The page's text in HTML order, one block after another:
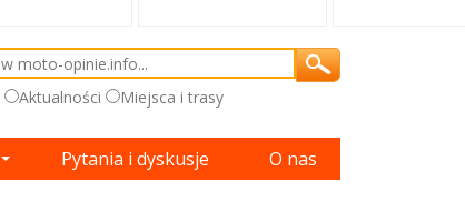
Aktualności Miejsca i trasy
Pytania i dyskusje O nas